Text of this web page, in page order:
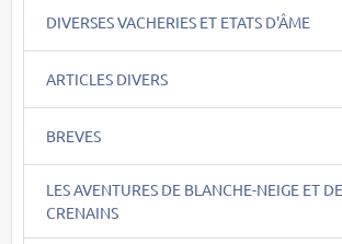
DIVERSES VACHERIES ET ETATS D'ÂME
ARTICLES DIVERS
BREVES
LES AVENTURES DE BLANCHE-NEIGE ET
CRENAINS